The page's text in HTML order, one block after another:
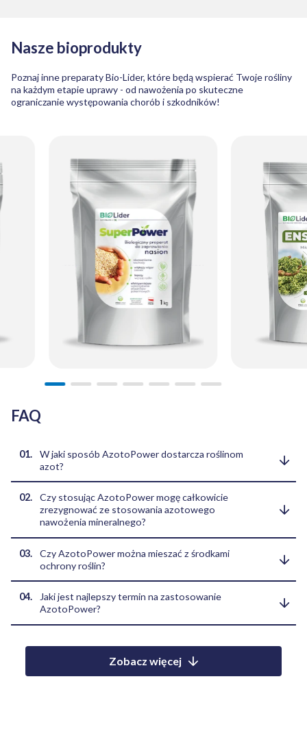
Nasze bioprodukty
Poznaj inne preparaty Bio-Lider, które będą wspierać Twoje rośliny
na każdym etapie uprawy - od nawożenia po skuteczne
ograniczanie występowania chorób i szkodników!
FAQ
W jaki sposób AzotoPower dostarcza roślinom
azot?
AzotoPower w swoim składzie zawiera bakterie z rodzaju
Azotobacter i Arthrobacter, które są mikroorganizmami
diazotroficznymi, czyli są zdolne do przyswajania — przy
użyciu enzymu nitrogenazy — azotu cząsteczkowego (N
występującego w atmosferze. Azot cząsteczkowy w
procesach redukcji przekształcany zostaje do form
przyswajalnych dla roślin, które udostępniane są po
Czy stosując AzotoPower mogę całkowicie
zrezygnować ze stosowania azotowego
nawożenia mineralnego?
Stosowanie AzotoPower to sposób na zredukowanie lub
uzupełnienie nawożenia mineralnego. Pozwala zredukować
azotowe nawożenie mineralne średnio o 30 kg N/ha.
Czy AzotoPower można mieszać z środkami
ochrony roślin?
Tak, AzotoPower można aplikować wraz z nawozami tj. RSM,
nawozami dolistnymi, herbicydami, insektycydami oraz
większością fungicydów. (patrz lista kompatybilności z
fungicydami) - dostępna u agronomów PROCAM i doradców
Jaki jest najlepszy termin na zastosowanie
AzotoPower?
AzotoPower w okresie jesiennym - przedsiewnie,
przedwschodowo lub w początkowych okresach wzrostu.
Rekomendujemy powtórzenie zabiegu wraz z początkiem
Zobacz więcej